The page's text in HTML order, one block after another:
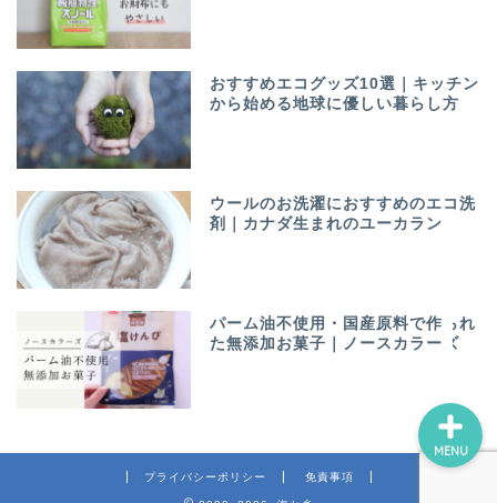
おすすめエコグッズ10選｜キッチン
から始める地球に優しい暮らし方
ウールのお洗濯におすすめのエコ洗
剤｜カナダ生まれのユーカラン
パーム油不使用・国産原料で作られ
た無添加お菓子｜ノースカラーズ
プライバシーポリシー 免責事項
MENU